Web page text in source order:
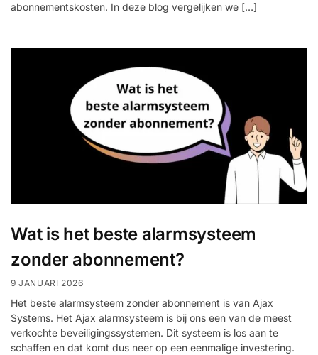
abonnementskosten. In deze blog vergelijken we […]
Wat is het beste alarmsysteem
zonder abonnement?
9 JANUARI 2026
Het beste alarmsysteem zonder abonnement is van Ajax
Systems. Het Ajax alarmsysteem is bij ons een van de meest
verkochte beveiligingssystemen. Dit systeem is los aan te
schaffen en dat komt dus neer op een eenmalige investering.